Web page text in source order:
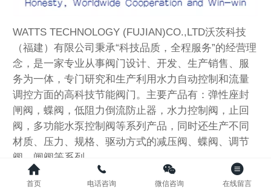
WATTS TECHNOLOGY (FUJIAN)CO.,LTD沃茨科技
（福建）有限公司秉承“科技品质，全程服务”的经营理
念，是一家专业从事阀门设计、开发、生产销售、服
务为一体，专门研究和生产利用水力自动控制和流量
调控方面的高科技节能阀门。主要产品有：弹性座封
闸阀，蝶阀，低阻力倒流防止器，水力控制阀，止回
阀，多功能水泵控制阀等系列产品，同时还生产不同
材质、压力、规格、驱动方式的减压阀、蝶阀、调节
阀、闸阀等系列。
首页 电话咨询 微信咨询 在线留言